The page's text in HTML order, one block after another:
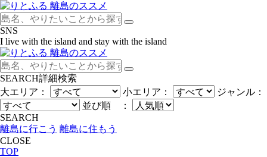
SNS
I live with the island and stay with the island
SEARCH詳細検索
大エリア：
小エリア：
ジャンル：
並び順 ：
SEARCH
離島に行こう 離島に住もう
CLOSE
TOP